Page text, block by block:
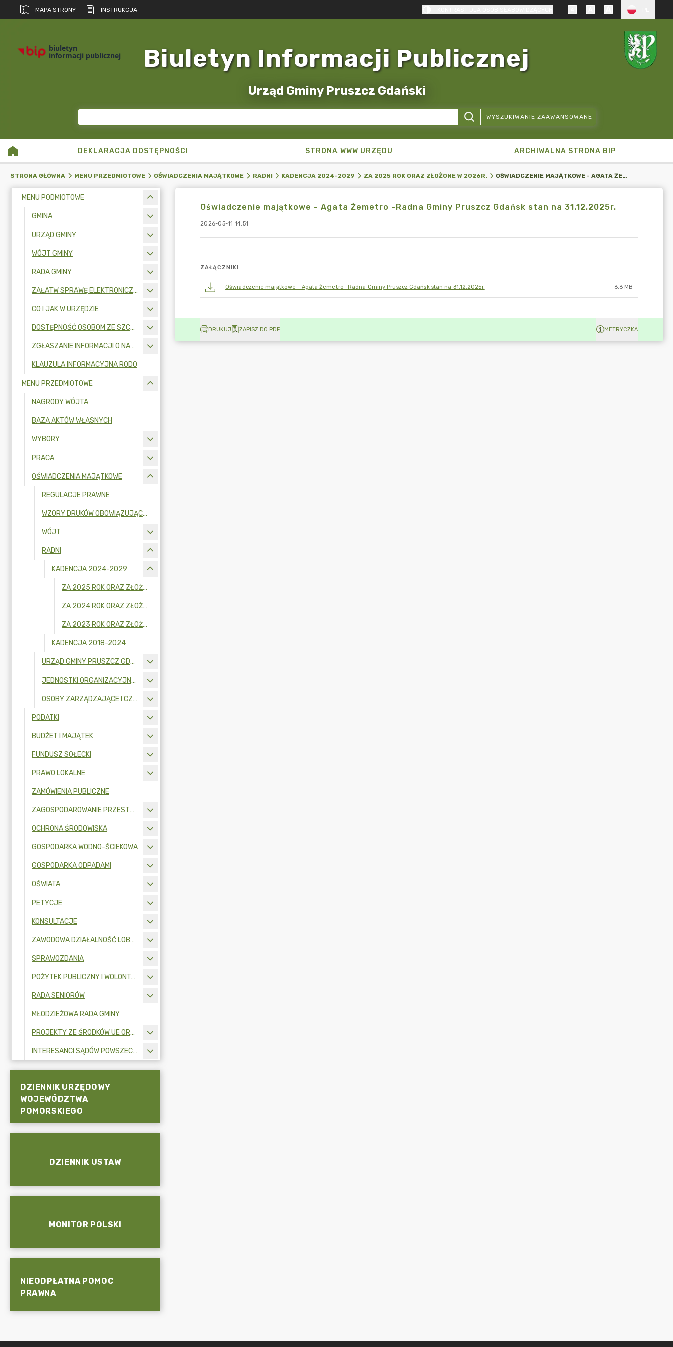
MAPA STRONY INSTRUKCJA
biuletyn
informacji publicznej Biuletyn Informacji Publicznej
Urząd Gminy Pruszcz Gdański
WYSZUKIWANIE ZAAWANSOWANE
DEKLARACJA DOSTĘPNOŚCI STRONA WWW URZĘDU ARCHIWALNA STRONA BIP
STRONA GŁÓWNA MENU PRZEDMIOTOWE OŚWIADCZENIA MAJĄTKOWE RADNI KADENCJA 2024-2029 ZA 2025 ROK ORAZ ZŁOŻONE W 2026R. OŚWIADCZENIE MAJĄTKOWE - AGATA ŻEMETRO -RADNA GMINY PRUSZCZ GDAŃSK STAN NA 31.12.2025R.
MENU PODMIOTOWE
GMINA
URZĄD GMINY
WÓJT GMINY
RADA GMINY
ZAŁATW SPRAWĘ ELEKTRONICZNIE
CO I JAK W URZĘDZIE
DOSTĘPNOŚĆ OSOBOM ZE SZCZEGÓLNYMI POTRZEBAMI
ZGŁASZANIE INFORMACJI O NARUSZENIU PRAWA I OCHRONA SYGNALISTÓW
KLAUZULA INFORMACYJNA RODO
MENU PRZEDMIOTOWE
NAGRODY WÓJTA
BAZA AKTÓW WŁASNYCH
WYBORY
PRACA
OŚWIADCZENIA MAJĄTKOWE
REGULACJE PRAWNE
WZORY DRUKÓW OBOWIĄZUJĄCYCH OD 1 LIPCA 2017 R.
WÓJT
RADNI
KADENCJA 2024-2029
ZA 2025 ROK ORAZ ZŁOŻONE W 2026R.
ZA 2024 ROK ORAZ ZŁOŻONE W 2025R.
ZA 2023 ROK ORAZ ZŁOŻONE W 2024R.
KADENCJA 2018-2024
URZĄD GMINY PRUSZCZ GDAŃSKI
JEDNOSTKI ORGANIZACYJNE - KIEROWNICY I OSOBY WYDAJĄCE DECYZJE ADMINISTRACYJNE
OSOBY ZARZĄDZAJĄCE I CZŁONKOWIE ORGANU ZARZĄDZAJĄCEGO GMINNĄ OSOBĄ PRAWNĄ
PODATKI
BUDŻET I MAJĄTEK
FUNDUSZ SOŁECKI
PRAWO LOKALNE
ZAMÓWIENIA PUBLICZNE
ZAGOSPODAROWANIE PRZESTRZENNE
OCHRONA ŚRODOWISKA
GOSPODARKA WODNO-ŚCIEKOWA
GOSPODARKA ODPADAMI
OŚWIATA
PETYCJE
KONSULTACJE
ZAWODOWA DZIAŁALNOŚĆ LOBBINGOWA
SPRAWOZDANIA
POŻYTEK PUBLICZNY I WOLONTARIAT
RADA SENIORÓW
MŁODZIEŻOWA RADA GMINY
PROJEKTY ZE ŚRODKÓW UE ORAZ FUNDUSZY ZEWNĘTRZNYCH
INTERESANCI SĄDÓW POWSZECHNYCH
DZIENNIK URZĘDOWY
WOJEWÓDZTWA
POMORSKIEGO
DZIENNIK USTAW
MONITOR POLSKI
NIEODPŁATNA POMOC
PRAWNA
Oświadczenie majątkowe - Agata Żemetro -Radna Gminy Pruszcz Gdańsk stan na 31.12.2025r.
2026-05-11 14:51
ZAŁĄCZNIKI
Oświadczenie majątkowe - Agata Żemetro -Radna Gminy Pruszcz Gdańsk stan na 31.12.2025r. 6.6 MB
DRUKUJ ZAPISZ DO PDF METRYCZKA